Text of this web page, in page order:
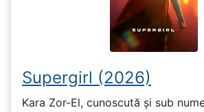
Supergirl (2026)
Kara Zor-El, cunoscută și sub